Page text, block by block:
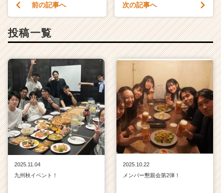
前の記事へ 次の記事へ
投稿一覧
2025.11.04
九州秋イベント！
2025.10.22
メンバー懇親会第2弾！